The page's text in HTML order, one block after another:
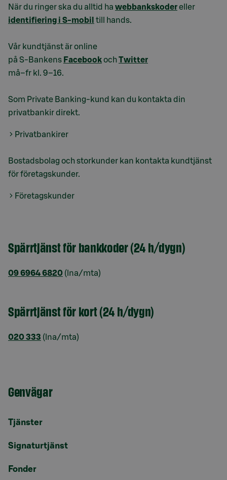
När du ringer ska du alltid ha webbankskodereller
identifiering i S-mobil till hands.
Vår kundtjänst är online
på S-Bankens FacebookochTwitter
må–fr kl. 9–16.
Som Private Banking-kund kan du kontakta din
privatbankir direkt.
Privatbankirer
Bostadsbolag och storkunder kan kontakta kundtjänst
för företagskunder.
Företagskunder
Spärrtjänst för bankkoder (24 h/dygn)
09 6964 6820 (lna/mta)
Spärrtjänst för kort (24 h/dygn)
020 333 (lna/mta)
Genvägar
Tjänster
Signaturtjänst
Fonder